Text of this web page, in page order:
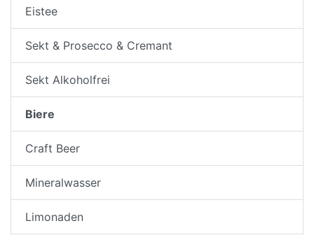
Eistee
Sekt & Prosecco & Cremant
Sekt Alkoholfrei
Biere
Craft Beer
Mineralwasser
Limonaden